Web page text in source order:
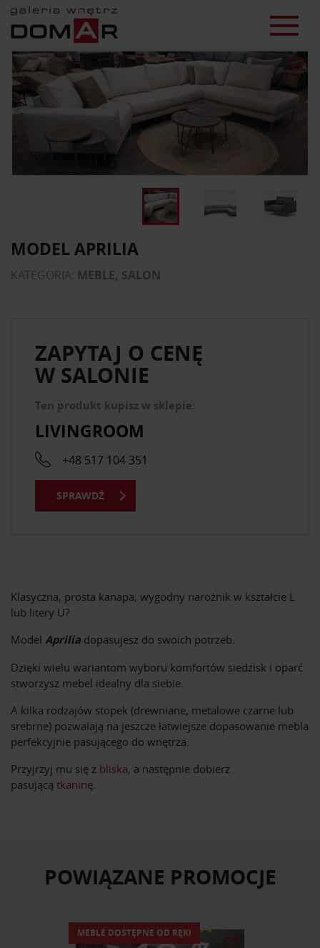
MODEL APRILIA
KATEGORIA: MEBLE, SALON
Klasyczna, prosta kanapa, wygodny narożnik w kształcie L
lub litery U?
Model Aprilia dopasujesz do swoich potrzeb.
Dzięki wielu wariantom wyboru komfortów siedzisk i oparć
stworzysz mebel idealny dla siebie.
A kilka rodzajów stopek (drewniane, metalowe czarne lub
srebrne) pozwalają na jeszcze łatwiejsze dopasowanie mebla
perfekcyjnie pasującego do wnętrza.
Przyjrzyj mu się z bliska, a następnie dobierz
pasującą tkaninę.
ZAPYTAJ O CENĘ
W SALONIE
Ten produkt kupisz w sklepie:
LIVINGROOM
+48 517 104 351
SPRAWDŹ
POWIĄZANE PROMOCJE
MEBLE DOSTĘPNE OD RĘKI